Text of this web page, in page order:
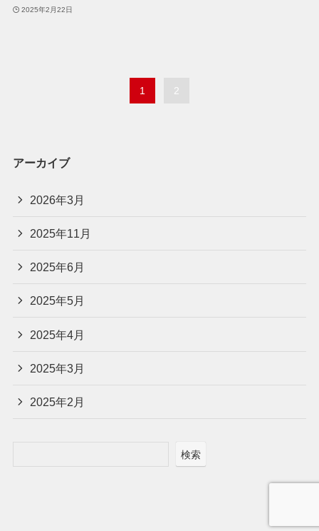
2025年2月22日
1 2
アーカイブ
2026年3月
2025年11月
2025年6月
2025年5月
2025年4月
2025年3月
2025年2月
検索